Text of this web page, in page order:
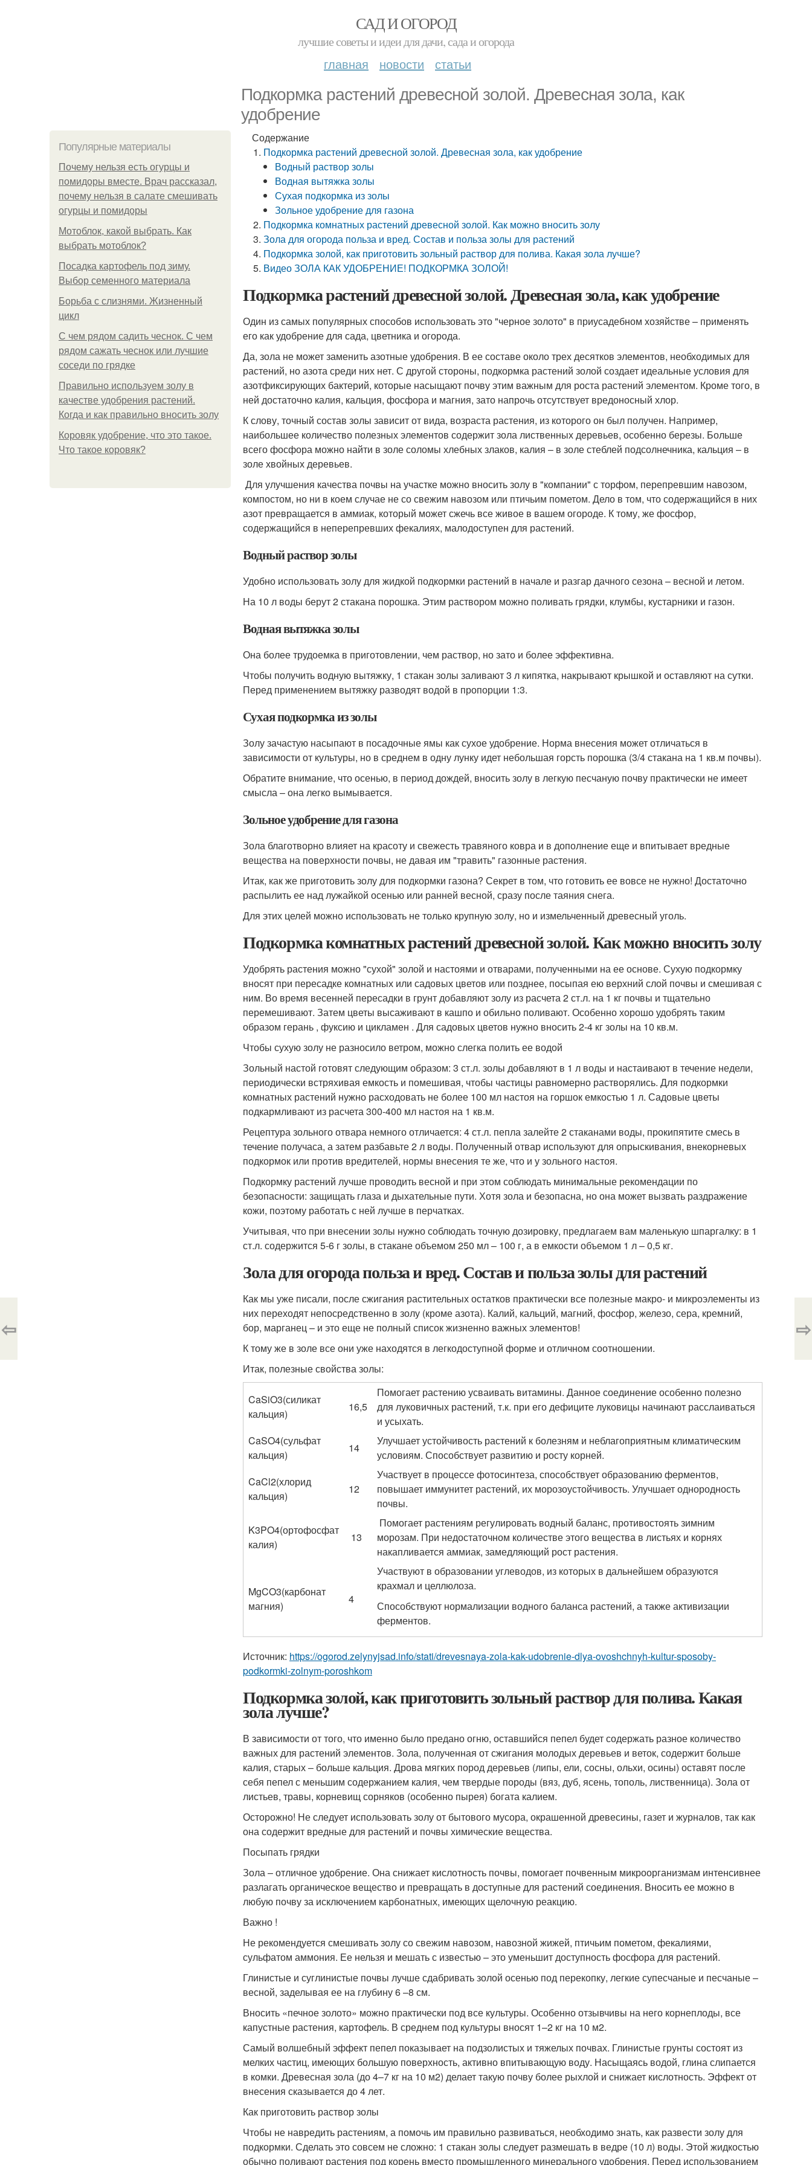
САД И ОГОРОД
лучшие советы и идеи для дачи, сада и огорода
главная новости статьи
Подкормка растений древесной золой. Древесная зола, как
удобрение
Популярные материалы
Почему нельзя есть огурцы и
помидоры вместе. Врач рассказал,
почему нельзя в салате смешивать
огурцы и помидоры
Мотоблок, какой выбрать. Как
выбрать мотоблок?
Посадка картофель под зиму.
Выбор семенного материала
Борьба с слизнями. Жизненный
цикл
С чем рядом садить чеснок. С чем
рядом сажать чеснок или лучшие
соседи по грядке
Правильно используем золу в
качестве удобрения растений.
Когда и как правильно вносить золу
Коровяк удобрение, что это такое.
Что такое коровяк?
Содержание
Подкормка растений древесной золой. Древесная зола, как удобрение
Водный раствор золы
Водная вытяжка золы
Сухая подкормка из золы
Зольное удобрение для газона
Подкормка комнатных растений древесной золой. Как можно вносить золу
Зола для огорода польза и вред. Состав и польза золы для растений
Подкормка золой, как приготовить зольный раствор для полива. Какая зола лучше?
Видео ЗОЛА КАК УДОБРЕНИЕ! ПОДКОРМКА ЗОЛОЙ!
Подкормка растений древесной золой. Древесная зола, как удобрение
Один из самых популярных способов использовать это "черное золото" в приусадебном хозяйстве – применять
его как удобрение для сада, цветника и огорода.
Да, зола не может заменить азотные удобрения. В ее составе около трех десятков элементов, необходимых для
растений, но азота среди них нет. С другой стороны, подкормка растений золой создает идеальные условия для
азотфиксирующих бактерий, которые насыщают почву этим важным для роста растений элементом. Кроме того, в
ней достаточно калия, кальция, фосфора и магния, зато напрочь отсутствует вредоносный хлор.
К слову, точный состав золы зависит от вида, возраста растения, из которого он был получен. Например,
наибольшее количество полезных элементов содержит зола лиственных деревьев, особенно березы. Больше
всего фосфора можно найти в золе соломы хлебных злаков, калия – в золе стеблей подсолнечника, кальция – в
золе хвойных деревьев.
Для улучшения качества почвы на участке можно вносить золу в "компании" с торфом, перепревшим навозом,
компостом, но ни в коем случае не со свежим навозом или птичьим пометом. Дело в том, что содержащийся в них
азот превращается в аммиак, который может сжечь все живое в вашем огороде. К тому, же фосфор,
содержащийся в неперепревших фекалиях, малодоступен для растений.
Водный раствор золы
Удобно использовать золу для жидкой подкормки растений в начале и разгар дачного сезона – весной и летом.
На 10 л воды берут 2 стакана порошка. Этим раствором можно поливать грядки, клумбы, кустарники и газон.
Водная вытяжка золы
Она более трудоемка в приготовлении, чем раствор, но зато и более эффективна.
Чтобы получить водную вытяжку, 1 стакан золы заливают 3 л кипятка, накрывают крышкой и оставляют на сутки.
Перед применением вытяжку разводят водой в пропорции 1:3.
Сухая подкормка из золы
Золу зачастую насыпают в посадочные ямы как сухое удобрение. Норма внесения может отличаться в
зависимости от культуры, но в среднем в одну лунку идет небольшая горсть порошка (3/4 стакана на 1 кв.м почвы).
Обратите внимание, что осенью, в период дождей, вносить золу в легкую песчаную почву практически не имеет
смысла – она легко вымывается.
Зольное удобрение для газона
Зола благотворно влияет на красоту и свежесть травяного ковра и в дополнение еще и впитывает вредные
вещества на поверхности почвы, не давая им "травить" газонные растения.
Итак, как же приготовить золу для подкормки газона? Секрет в том, что готовить ее вовсе не нужно! Достаточно
распылить ее над лужайкой осенью или ранней весной, сразу после таяния снега.
Для этих целей можно использовать не только крупную золу, но и измельченный древесный уголь.
Подкормка комнатных растений древесной золой. Как можно вносить золу
Удобрять растения можно "сухой" золой и настоями и отварами, полученными на ее основе. Сухую подкормку
вносят при пересадке комнатных или садовых цветов или позднее, посыпая ею верхний слой почвы и смешивая с
ним. Во время весенней пересадки в грунт добавляют золу из расчета 2 ст.л. на 1 кг почвы и тщательно
перемешивают. Затем цветы высаживают в кашпо и обильно поливают. Особенно хорошо удобрять таким
образом герань , фуксию и цикламен . Для садовых цветов нужно вносить 2-4 кг золы на 10 кв.м.
Чтобы сухую золу не разносило ветром, можно слегка полить ее водой
Зольный настой готовят следующим образом: 3 ст.л. золы добавляют в 1 л воды и настаивают в течение недели,
периодически встряхивая емкость и помешивая, чтобы частицы равномерно растворялись. Для подкормки
комнатных растений нужно расходовать не более 100 мл настоя на горшок емкостью 1 л. Садовые цветы
подкармливают из расчета 300-400 мл настоя на 1 кв.м.
Рецептура зольного отвара немного отличается: 4 ст.л. пепла залейте 2 стаканами воды, прокипятите смесь в
течение получаса, а затем разбавьте 2 л воды. Полученный отвар используют для опрыскивания, внекорневых
подкормок или против вредителей, нормы внесения те же, что и у зольного настоя.
Подкормку растений лучше проводить весной и при этом соблюдать минимальные рекомендации по
безопасности: защищать глаза и дыхательные пути. Хотя зола и безопасна, но она может вызвать раздражение
кожи, поэтому работать с ней лучше в перчатках.
Учитывая, что при внесении золы нужно соблюдать точную дозировку, предлагаем вам маленькую шпаргалку: в 1
ст.л. содержится 5-6 г золы, в стакане объемом 250 мл – 100 г, а в емкости объемом 1 л – 0,5 кг.
Зола для огорода польза и вред. Состав и польза золы для растений
Как мы уже писали, после сжигания растительных остатков практически все полезные макро- и микроэлементы из
них переходят непосредственно в золу (кроме азота). Калий, кальций, магний, фосфор, железо, сера, кремний,
бор, марганец – и это еще не полный список жизненно важных элементов!
К тому же в золе все они уже находятся в легкодоступной форме и отличном соотношении.
Итак, полезные свойства золы:
CaSiO3(силикат
кальция)
16,5
Помогает растению усваивать витамины. Данное соединение особенно полезно
для луковичных растений, т.к. при его дефиците луковицы начинают расслаиваться
и усыхать.
CaSO4(сульфат
кальция)
14
Улучшает устойчивость растений к болезням и неблагоприятным климатическим
условиям. Способствует развитию и росту корней.
CaCl2(хлорид
кальция)
12
Участвует в процессе фотосинтеза, способствует образованию ферментов,
повышает иммунитет растений, их морозоустойчивость. Улучшает однородность
почвы.
K3PO4(ортофосфат
калия)
13
Помогает растениям регулировать водный баланс, противостоять зимним
морозам. При недостаточном количестве этого вещества в листьях и корнях
накапливается аммиак, замедляющий рост растения.
MgCO3(карбонат
магния)
4
Участвуют в образовании углеводов, из которых в дальнейшем образуются
крахмал и целлюлоза.
Способствуют нормализации водного баланса растений, а также активизации
ферментов.
Источник: https://ogorod.zelynyjsad.info/stati/drevesnaya-zola-kak-udobrenie-dlya-ovoshchnyh-kultur-sposoby-
podkormki-zolnym-poroshkom
Подкормка золой, как приготовить зольный раствор для полива. Какая
зола лучше?
В зависимости от того, что именно было предано огню, оставшийся пепел будет содержать разное количество
важных для растений элементов. Зола, полученная от сжигания молодых деревьев и веток, содержит больше
калия, старых – больше кальция. Дрова мягких пород деревьев (липы, ели, сосны, ольхи, осины) оставят после
себя пепел с меньшим содержанием калия, чем твердые породы (вяз, дуб, ясень, тополь, лиственница). Зола от
листьев, травы, корневищ сорняков (особенно пырея) богата калием.
Осторожно! Не следует использовать золу от бытового мусора, окрашенной древесины, газет и журналов, так как
она содержит вредные для растений и почвы химические вещества.
Посыпать грядки
Зола – отличное удобрение. Она снижает кислотность почвы, помогает почвенным микроорганизмам интенсивнее
разлагать органическое вещество и превращать в доступные для растений соединения. Вносить ее можно в
любую почву за исключением карбонатных, имеющих щелочную реакцию.
Важно !
Не рекомендуется смешивать золу со свежим навозом, навозной жижей, птичьим пометом, фекалиями,
сульфатом аммония. Ее нельзя и мешать с известью – это уменьшит доступность фосфора для растений.
Глинистые и суглинистые почвы лучше сдабривать золой осенью под перекопку, легкие супесчаные и песчаные –
весной, заделывая ее на глубину 6 –8 см.
Вносить «печное золото» можно практически под все культуры. Особенно отзывчивы на него корнеплоды, все
капустные растения, картофель. В среднем под культуры вносят 1–2 кг на 10 м2.
Самый волшебный эффект пепел показывает на подзолистых и тяжелых почвах. Глинистые грунты состоят из
мелких частиц, имеющих большую поверхность, активно впитывающую воду. Насыщаясь водой, глина слипается
в комки. Древесная зола (до 4–7 кг на 10 м2) делает такую почву более рыхлой и снижает кислотность. Эффект от
внесения сказывается до 4 лет.
Как приготовить раствор золы
Чтобы не навредить растениям, а помочь им правильно развиваться, необходимо знать, как развести золу для
подкормки. Сделать это совсем не сложно: 1 стакан золы следует размешать в ведре (10 л) воды. Этой жидкостью
обычно поливают растения под корень вместо промышленного минерального удобрения. Перед использованием
⇦ ⇨